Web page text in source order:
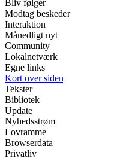
Bliv følger
Modtag beskeder
Interaktion
Månedligt nyt
Community
Lokalnetværk
Egne links
Kort over siden
Tekster
Bibliotek
Update
Nyhedsstrøm
Lovramme
Browserdata
Privatliv